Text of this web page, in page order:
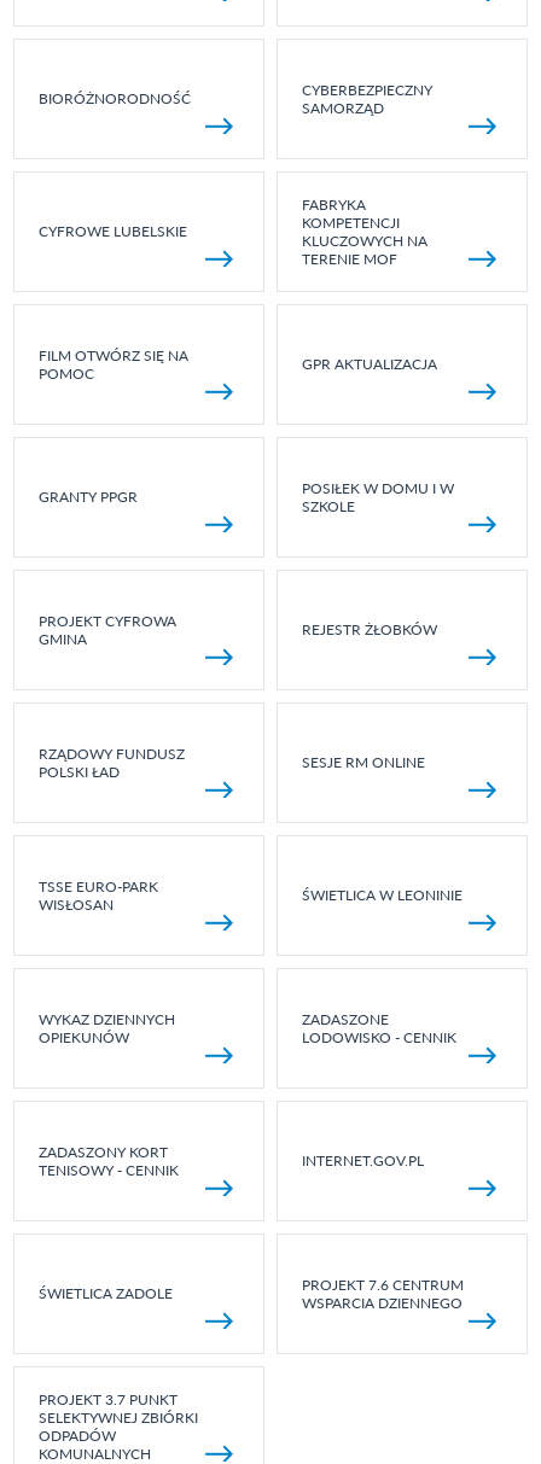
BIORÓŻNORODNOŚĆ
CYBERBEZPIECZNY
SAMORZĄD
CYFROWE LUBELSKIE
FABRYKA
KOMPETENCJI
KLUCZOWYCH NA
TERENIE MOF
FILM OTWÓRZ SIĘ NA
POMOC
GPR AKTUALIZACJA
GRANTY PPGR
POSIŁEK W DOMU I W
SZKOLE
PROJEKT CYFROWA
GMINA
REJESTR ŻŁOBKÓW
RZĄDOWY FUNDUSZ
POLSKI ŁAD
SESJE RM ONLINE
TSSE EURO-PARK
WISŁOSAN
ŚWIETLICA W LEONINIE
WYKAZ DZIENNYCH
OPIEKUNÓW
ZADASZONE
LODOWISKO - CENNIK
ZADASZONY KORT
TENISOWY - CENNIK
INTERNET.GOV.PL
ŚWIETLICA ZADOLE
PROJEKT 7.6 CENTRUM
WSPARCIA DZIENNEGO
PROJEKT 3.7 PUNKT
SELEKTYWNEJ ZBIÓRKI
ODPADÓW
KOMUNALNYCH